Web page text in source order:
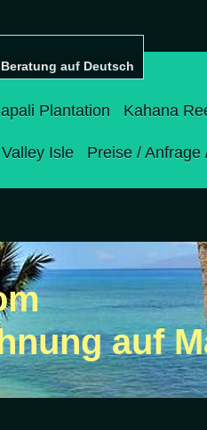
auf Deutsch
Plantation Kahana
Valley Isle Preise / Anfrage
auf